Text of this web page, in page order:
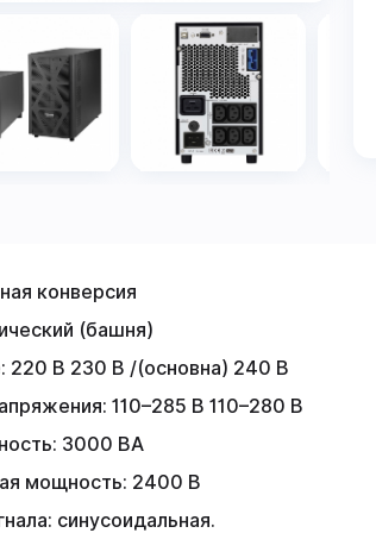
конверсия
(башня)
220 В 230 В /(основна) 240 В
110–285 В 110–280 В
3000 ВА
мощность: 2400 В
синусоидальная.